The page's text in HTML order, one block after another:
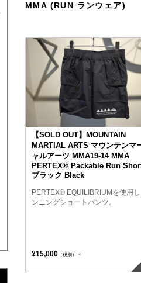
MMA (RUN ランウェア)
【SOLD OUT】MOUNTAIN
MARTIAL ARTS マウンテンマ
ャルアーツ MMA19-14 MMA
PERTEX® Packable Run
ブラック Black
PERTEX® EQUILIBRIUMを使用
ンニングショートパンツ。
¥15,000 （税別） -